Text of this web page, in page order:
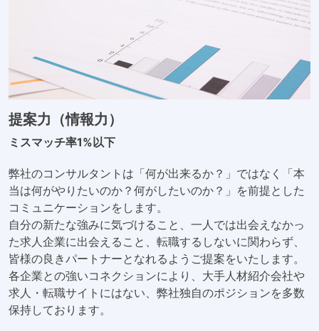
提案力（情報力）
ミスマッチ率1%以下
弊社のコンサルタントは「何が出来るか？」ではなく「本
当は何がやりたいのか？何がしたいのか？」を前提とした
コミュニケーションをします。
自分の新たな強みに気づけること、一人では出会えなかっ
た求人企業に出会えること、転職するしないに関わらず、
皆様の良きパートナーとなれるようご提案をいたします。
各企業との強いコネクションにより、大手人材紹介会社や
求人・転職サイトにはない、弊社独自のポジションを多数
保持しております。